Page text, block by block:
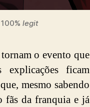
legit
o evento que
ficam
mesmo sabendo
fãs da franquia e já